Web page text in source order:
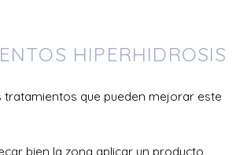
HIPERHIDROSIS
tratamientos que pueden mejorar este
bien la zona aplicar un producto